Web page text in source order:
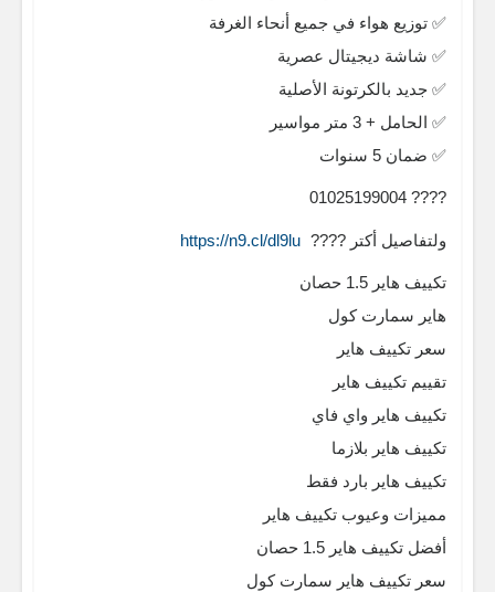
✅ توزيع هواء في جميع أنحاء الغرفة
✅ شاشة ديجيتال عصرية
✅ جديد بالكرتونة الأصلية
✅ الحامل + 3 متر مواسير
✅ ضمان 5 سنوات
???? 01025199004
ولتفاصيل أكتر ???? https://n9.cl/dl9lu
تكييف هاير 1.5 حصان
هاير سمارت كول
سعر تكييف هاير
تقييم تكييف هاير
تكييف هاير واي فاي
تكييف هاير بلازما
تكييف هاير بارد فقط
مميزات وعيوب تكييف هاير
أفضل تكييف هاير 1.5 حصان
سعر تكييف هاير سمارت كول